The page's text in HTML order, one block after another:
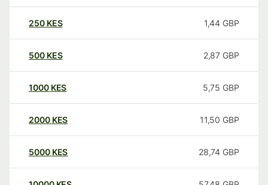
250 KES 1,44 GBP
500 KES 2,87 GBP
1000 KES 5,75 GBP
2000 KES 11,50 GBP
5000 KES 28,74 GBP